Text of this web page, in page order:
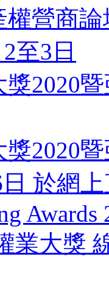
權營商
至3日
2020
2020
於網
Awards
業大獎